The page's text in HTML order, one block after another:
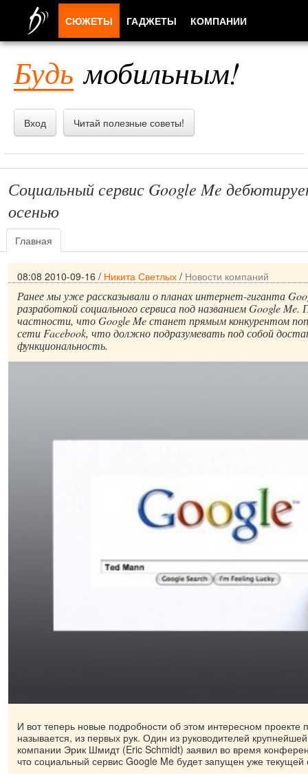
Будь мобильным!
Вход Читай полезные советы!
Социальный сервис Google Me
осенью
Главная
08:08 2010-09-16 / Никита Светлых / Новости компаний
Ранее мы уже рассказывали о планах интернет-гиганта
разработкой социального сервиса под названием Google Me.
частности, что Google Me станет прямым конкурентом
сети Facebook, что должно подразумевать под собой
функциональность.
И вот теперь новые подробности об этом интересном проекте
называется, из первых рук. Один из руководителей
компании Эрик Шмидт (Eric Schmidt) заявил во время
что социальный сервис Google Me будет запущен уже
СЮЖЕТЫ ГАДЖЕТЫ КОМПАНИИ
ПРИЛОЖЕНИЯ